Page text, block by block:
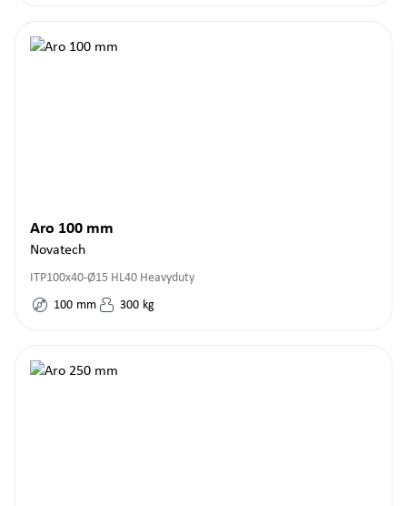
Aro 100 mm
Novatech
ITP100x40-Ø15 HL40 Heavyduty
100 mm 300 kg